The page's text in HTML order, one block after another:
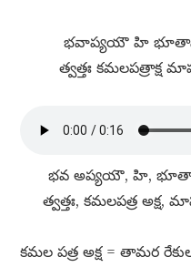
భవాప్యయౌ హి
త్వత్తః
భవ అప్యయౌ, హి,
త్వత్తః, కమలపత్ర
కమల పత్ర అక్ష = తామర రేకుల